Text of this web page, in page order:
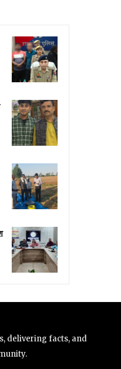
delivering facts, and